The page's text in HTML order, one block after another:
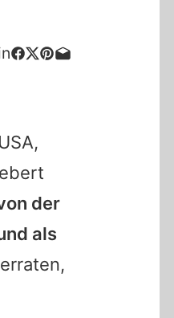
der
als